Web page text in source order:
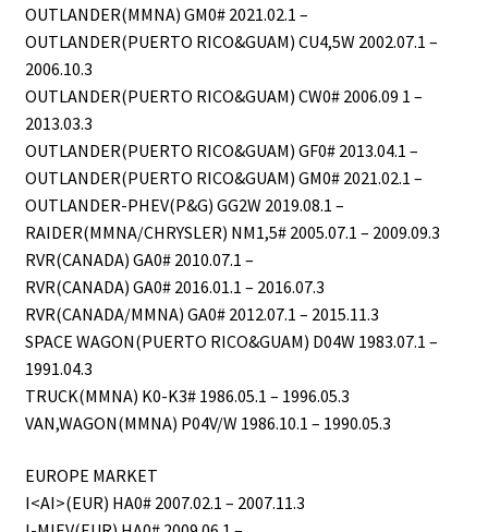
OUTLANDER(MMNA) GM0# 2021.02.1 –
OUTLANDER(PUERTO RICO&GUAM) CU4,5W 2002.07.1 –
2006.10.3
OUTLANDER(PUERTO RICO&GUAM) CW0# 2006.09 1 –
2013.03.3
OUTLANDER(PUERTO RICO&GUAM) GF0# 2013.04.1 –
OUTLANDER(PUERTO RICO&GUAM) GM0# 2021.02.1 –
OUTLANDER-PHEV(P&G) GG2W 2019.08.1 –
RAIDER(MMNA/CHRYSLER) NM1,5# 2005.07.1 – 2009.09.3
RVR(CANADA) GA0# 2010.07.1 –
RVR(CANADA) GA0# 2016.01.1 – 2016.07.3
RVR(CANADA/MMNA) GA0# 2012.07.1 – 2015.11.3
SPACE WAGON(PUERTO RICO&GUAM) D04W 1983.07.1 –
1991.04.3
TRUCK(MMNA) K0-K3# 1986.05.1 – 1996.05.3
VAN,WAGON(MMNA) P04V/W 1986.10.1 – 1990.05.3
EUROPE MARKET
I<AI>(EUR) HA0# 2007.02.1 – 2007.11.3